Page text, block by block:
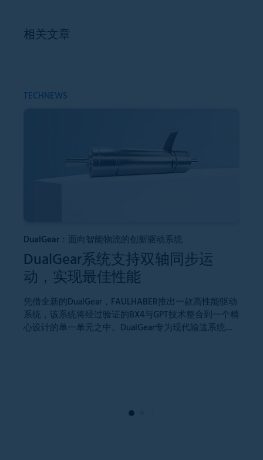
相关文章
TECHNEWS
DualGear：面向智能物流的创新驱动系统
DualGear系统支持双轴同步运
动，实现最佳性能
凭借全新的DualGear，FAULHABER推出一款高性能驱动
系统，该系统将经过验证的BX4与GPT技术整合到一个精
心设计的单一单元之中。DualGear专为现代输送系统打